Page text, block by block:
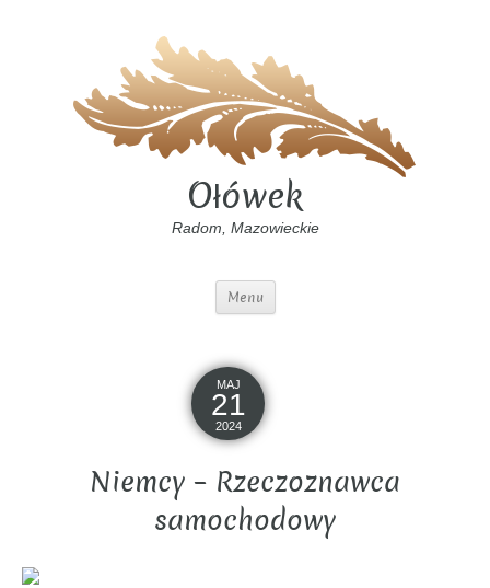
Ołówek
Radom, Mazowieckie
Menu
MAJ
21
2024
Niemcy – Rzeczoznawca
samochodowy